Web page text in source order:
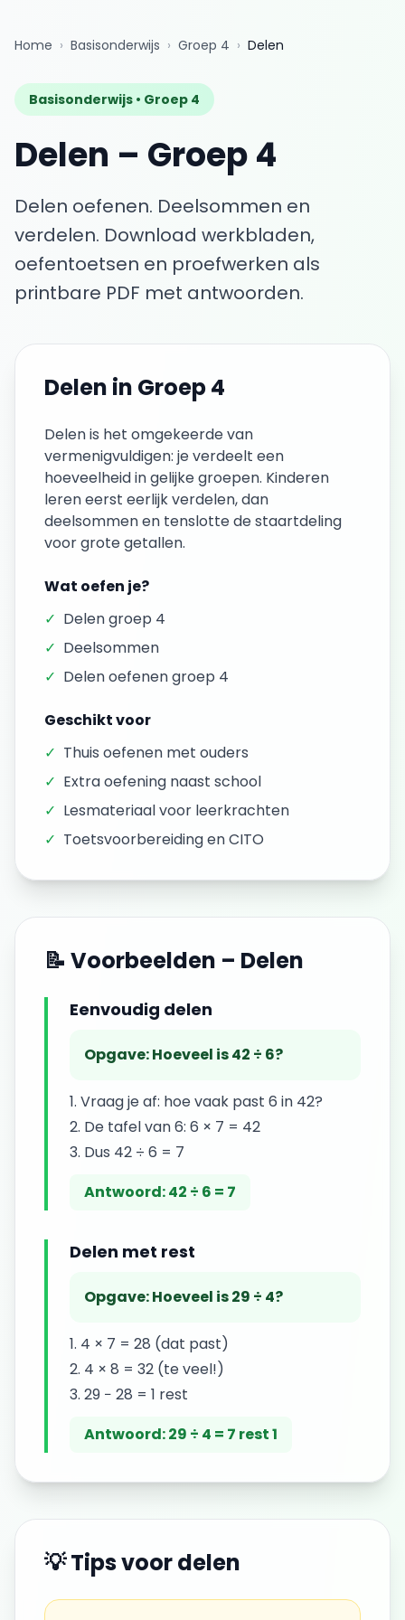
Home › Basisonderwijs › Groep 4 › Delen
Basisonderwijs • Groep 4
Delen – Groep 4
Delen oefenen. Deelsommen en
verdelen. Download werkbladen,
oefentoetsen en proefwerken als
printbare PDF met antwoorden.
Delen in Groep 4
Delen is het omgekeerde van
vermenigvuldigen: je verdeelt een
hoeveelheid in gelijke groepen. Kinderen
leren eerst eerlijk verdelen, dan
deelsommen en tenslotte de staartdeling
voor grote getallen.
Wat oefen je?
✓ Delen groep 4
✓ Deelsommen
✓ Delen oefenen groep 4
Geschikt voor
✓ Thuis oefenen met ouders
✓ Extra oefening naast school
✓ Lesmateriaal voor leerkrachten
✓ Toetsvoorbereiding en CITO
📝 Voorbeelden – Delen
Eenvoudig delen
Opgave:Hoeveel is 42 ÷ 6?
Vraag je af: hoe vaak past 6 in 42?
De tafel van 6: 6 × 7 = 42
Dus 42 ÷ 6 = 7
Antwoord:42 ÷ 6 = 7
Delen met rest
Opgave:Hoeveel is 29 ÷ 4?
4 × 7 = 28 (dat past)
4 × 8 = 32 (te veel!)
29 − 28 = 1 rest
Antwoord:29 ÷ 4 = 7 rest 1
💡 Tips voordelen